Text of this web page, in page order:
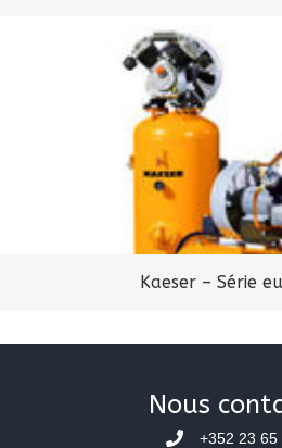
Kaeser – Série
Nous
+352 23 65